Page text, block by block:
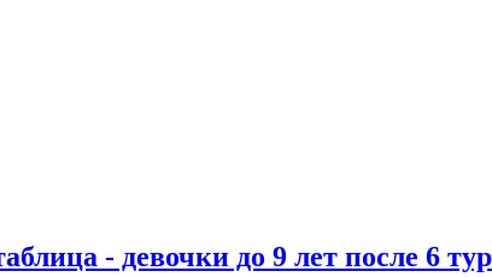
- девочки до 9 лет после 6